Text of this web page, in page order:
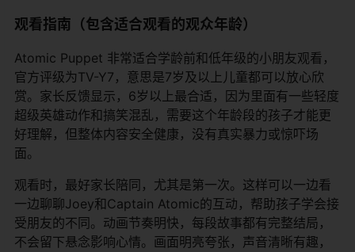
观看指南（包含适合观看的观众年龄）
Atomic Puppet 非常适合学龄前和低年级的小朋友观看，
官方评级为TV-Y7，意思是7岁及以上儿童都可以放心欣
赏。家长反馈显示，6岁以上最合适，因为里面有一些轻度
超级英雄动作和搞笑混乱，需要这个年龄段的孩子才能更
好理解，但整体内容安全健康，没有真实暴力或惊吓场
面。
观看时，最好家长陪同，尤其是第一次。这样可以一边看
一边聊聊Joey和Captain Atomic的互动，帮助孩子学会接
受朋友的不同。动画节奏明快，每段故事都有完整结局，
不会留下悬念影响心情。画面明亮夸张，声音清晰有趣，